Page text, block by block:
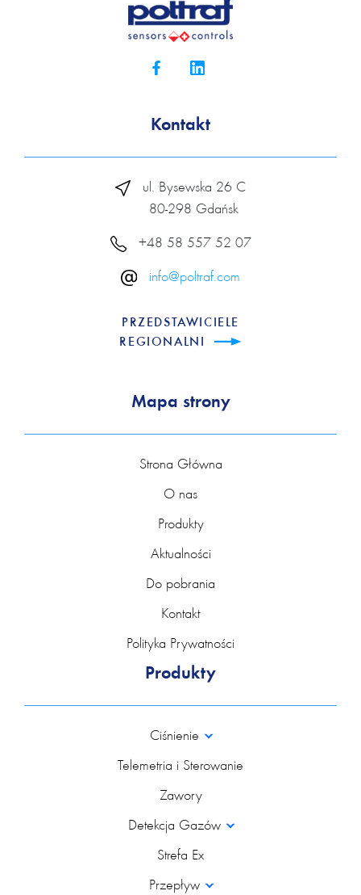
Kontakt
ul. Bysewska 26 C
80-298 Gdańsk
+48 58 557 52 07
info@poltraf.com
PRZEDSTAWICIELE
REGIONALNI
Mapa strony
Strona Główna
O nas
Produkty
Aktualności
Do pobrania
Kontakt
Polityka Prywatności
Produkty
Ciśnienie
Telemetria i Sterowanie
Zawory
Detekcja Gazów
Strefa Ex
Przepływ